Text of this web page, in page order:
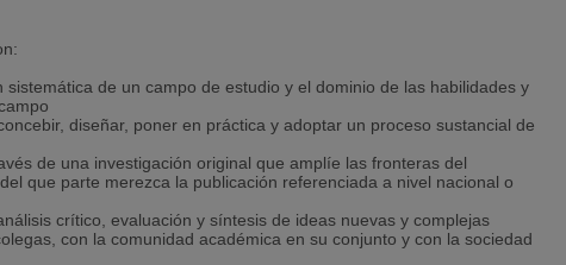
de un campo de estudio y el dominio de las habilidades y
diseñar, poner en práctica y adoptar un proceso sustancial de
de una investigación original que amplíe las fronteras del
que parte merezca la publicación referenciada a nivel nacional o
crítico, evaluación y síntesis de ideas nuevas y complejas
con la comunidad académica en su conjunto y con la sociedad